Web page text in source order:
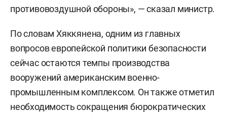
противовоздушной обороны», — сказал министр.
По словам Хяккянена, одним из главных
вопросов европейской политики безопасности
сейчас остаются темпы производства
вооружений американским военно-
промышленным комплексом. Он также отметил
необходимость сокращения бюрократических